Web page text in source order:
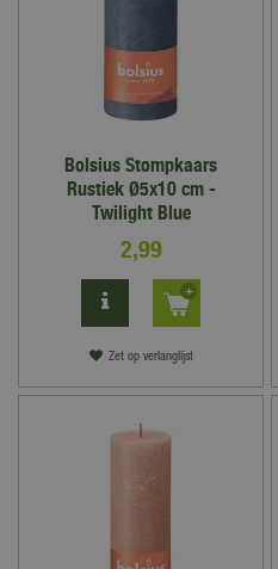
Bolsius Stompkaars
Rustiek Ø5x10 cm -
Twilight Blue
2,99
Zet op verlanglijst